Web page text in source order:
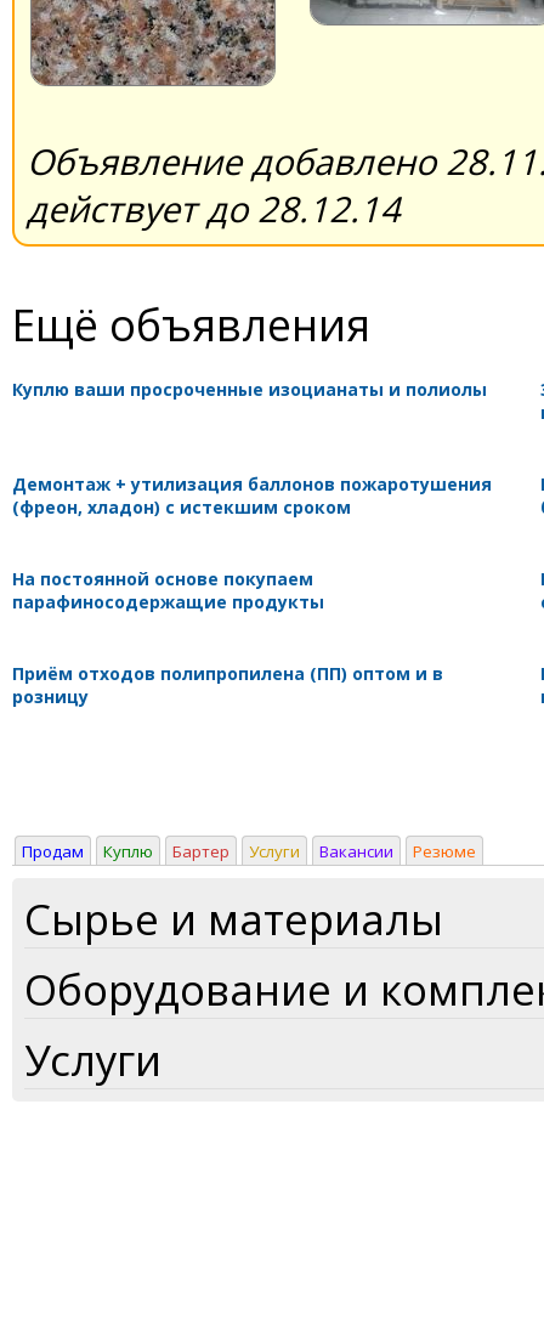
Объявление добавлено
действует до 28.12.14
Ещё объявления
Куплю ваши просроченные изоцианаты и полиолы
Демонтаж + утилизация баллонов пожаротушения
(фреон, хладон) с истекшим сроком
На постоянной основе покупаем
парафиносодержащие продукты
Приём отходов полипропилена (ПП) оптом и в
розницу
Продам Куплю Бартер Услуги Вакансии Резюме
Сырье и материалы
Оборудование и
Услуги